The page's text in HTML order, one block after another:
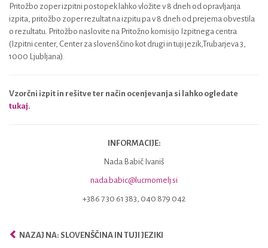
Pritožbo zoper izpitni postopek lahko vložite v 8 dneh od opravljanja
izpita, pritožbo zoper rezultat na izpitu pa v 8 dneh od prejema obvestila
o rezultatu. Pritožbo naslovite na Pritožno komisijo Izpitnega centra
(Izpitni center, Center za slovenščino kot drugi in tuji jezik,Trubarjeva 3,
1000 Ljubljana).
Vzorčni izpit in rešitve ter način ocenjevanja si lahko ogledate
tukaj.
INFORMACIJE:
Nada Babič Ivaniš
nada.babic@lucrnomelj.si
+386 7 30 61 383, 040 879 042
NAZAJ NA: SLOVENŠČINA IN TUJI JEZIKI